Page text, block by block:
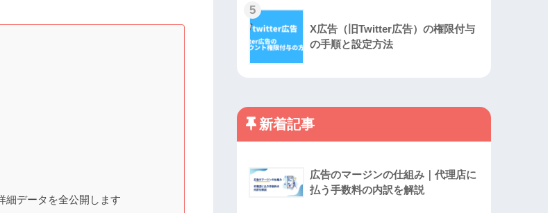
細データを全公開します
5
X広告（旧Twitter広告）の権限付与
の手順と設定方法
新着記事
広告のマージンの仕組み｜代理店に
払う手数料の内訳を解説